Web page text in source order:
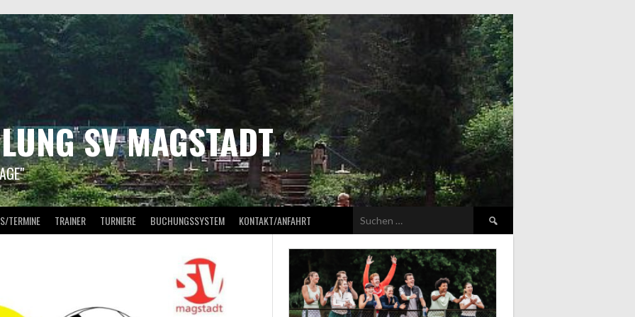
SV MAGSTADT
TERMINE TRAINER TURNIERE BUCHUNGSSYSTEM KONTAKT/ANFAHRT
Suchen
nach: